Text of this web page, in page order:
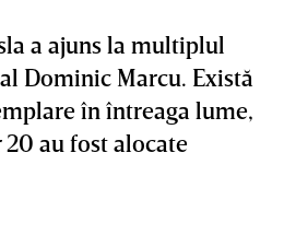
a ajuns la multiplul
Dominic Marcu. Există
în întreaga lume,
au fost alocate